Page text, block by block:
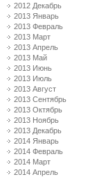
2012 Декабрь
2013 Январь
2013 Февраль
2013 Март
2013 Апрель
2013 Май
2013 Июнь
2013 Июль
2013 Август
2013 Сентябрь
2013 Октябрь
2013 Ноябрь
2013 Декабрь
2014 Январь
2014 Февраль
2014 Март
2014 Апрель